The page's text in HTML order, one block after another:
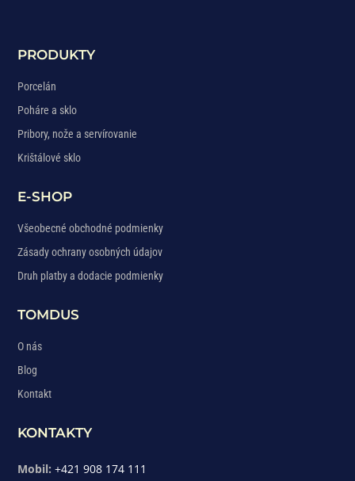
PRODUKTY
Porcelán
Poháre a sklo
Pribory, nože a servírovanie
Krištálové sklo
E-SHOP
Všeobecné obchodné podmienky
Zásady ochrany osobných údajov
Druh platby a dodacie podmienky
TOMDUS
O nás
Blog
Kontakt
KONTAKTY
Mobil: +421 908 174 111